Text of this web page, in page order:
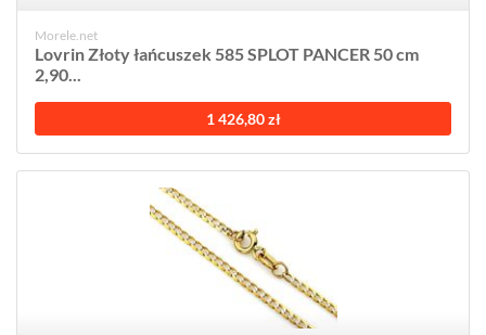
Morele.net
Lovrin Złoty łańcuszek 585 SPLOT PANCER 50 cm
2,90...
1 426,80 zł